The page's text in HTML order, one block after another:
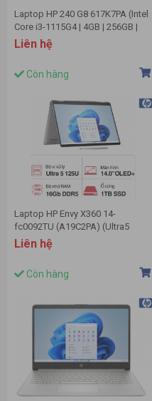
Laptop HP 240 G8 617K7PA (Intel
Core i3-1115G4 | 4GB | 256GB |
Intel UHD | 14.0 inch HD | Win 11 |
Liên hệ
Còn hàng
Laptop HP Envy X360 14-
fc0092TU (A19C2PA) (Ultra5
125U/16GB RAM/1TB SSD/14
2.8K Cảm ứng/Bút/Win11/Bạc)
Liên hệ
Còn hàng